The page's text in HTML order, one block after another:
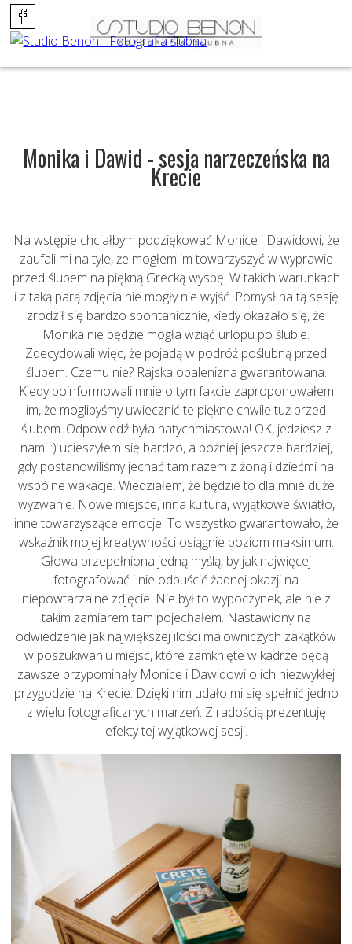
Monika i Dawid - sesja narzeczeńska na
Krecie
Na wstępie chciałbym podziękować Monice i Dawidowi, że
zaufali mi na tyle, że mogłem im towarzyszyć w wyprawie
przed ślubem na piękną Grecką wyspę. W takich warunkach
i z taką parą zdjęcia nie mogły nie wyjść. Pomysł na tą sesję
zrodził się bardzo spontanicznie, kiedy okazało się, że
Monika nie będzie mogła wziąć urlopu po ślubie.
Zdecydowali więc, że pojadą w podróż poślubną przed
ślubem. Czemu nie? Rajska opalenizna gwarantowana.
Kiedy poinformowali mnie o tym fakcie zaproponowałem
im, że moglibyśmy uwiecznić te piękne chwile tuż przed
ślubem. Odpowiedź była natychmiastowa! OK, jedziesz z
nami :) ucieszyłem się bardzo, a później jeszcze bardziej,
gdy postanowiliśmy jechać tam razem z żoną i dziećmi na
wspólne wakacje. Wiedziałem, że będzie to dla mnie duże
wyzwanie. Nowe miejsce, inna kultura, wyjątkowe światło,
inne towarzyszące emocje. To wszystko gwarantowało, że
wskaźnik mojej kreatywności osiągnie poziom maksimum.
Głowa przepełniona jedną myślą, by jak najwięcej
fotografować i nie odpuścić żadnej okazji na
niepowtarzalne zdjęcie. Nie był to wypoczynek, ale nie z
takim zamiarem tam pojechałem. Nastawiony na
odwiedzenie jak największej ilości malowniczych zakątków
w poszukiwaniu miejsc, które zamknięte w kadrze będą
zawsze przypominały Monice i Dawidowi o ich niezwykłej
przygodzie na Krecie. Dzięki nim udało mi się spełnić jedno
z wielu fotograficznych marzeń. Z radością prezentuję
efekty tej wyjątkowej sesji.